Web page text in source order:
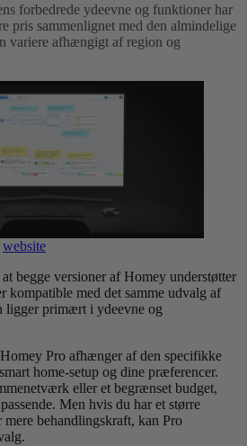
forbedrede ydeevne og funktioner har
pris sammenlignet med den almindelige
variere afhængigt af region og
website
begge versioner af Homey understøtter
kompatible med det samme udvalg af
ligger primært i ydeevne og
Pro afhænger af den specifikke
home-setup og dine præferencer.
eller et begrænset budget,
Men hvis du har et større
behandlingskraft, kan Pro